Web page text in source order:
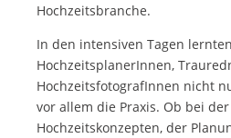
Hochzeitsbranche.
In den intensiven Tagen
HochzeitsplanerInnen,
HochzeitsfotografInnen nicht
vor allem die Praxis. Ob bei
Hochzeitskonzepten, der